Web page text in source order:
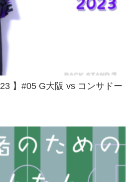
】#05 G大阪 vs コンサドー